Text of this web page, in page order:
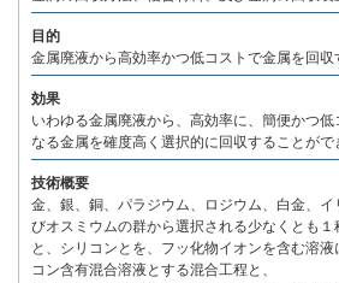
目的
金属廃液から高効率かつ低コストで金属を回収
効果
いわゆる金属廃液から、高効率に、簡便かつ
なる金属を確度高く選択的に回収することがで
技術概要
金、銀、銅、パラジウム、ロジウム、白金、
びオスミウムの群から選択される少なくとも
と、シリコンとを、フッ化物イオンを含む溶
コン含有混合溶液とする混合工程と、